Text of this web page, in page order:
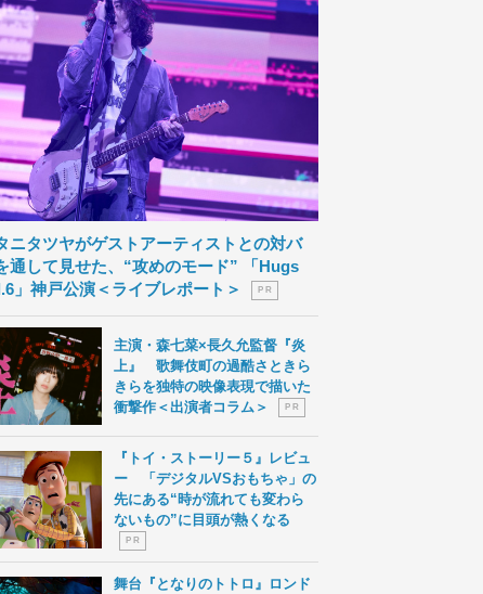
ニタツヤがゲストアーティストとの対バ
通して見せた、“攻めのモード” 「Hugs
」神戸公演＜ライブレポート＞
P R
主演・森七菜×長久允監督『炎
上』 歌舞伎町の過酷さときら
きらを独特の映像表現で描いた
衝撃作＜出演者コラム＞
P R
『トイ・ストーリー５』レビュ
ー 「デジタルVSおもちゃ」の
先にある“時が流れても変わら
ないもの”に目頭が熱くなる
P R
舞台『となりのトトロ』ロンド